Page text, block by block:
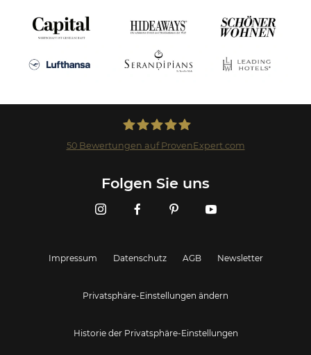
50Bewertungen auf ProvenExpert.com
Folgen Sie uns
Impressum Datenschutz AGB Newsletter
Privatsphäre-Einstellungen ändern
Historie der Privatsphäre-Einstellungen